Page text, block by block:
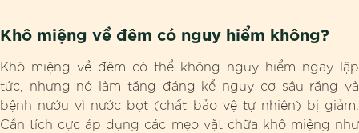
Khô miệng về đêm có nguy hiểm không?
Khô miệng về đêm có thể không nguy hiểm ngay lập
tức, nhưng nó làm tăng đáng kể nguy cơ sâu răng và
bệnh nướu vì nước bọt (chất bảo vệ tự nhiên) bị giảm.
Cần tích cực áp dụng các mẹo vặt chữa khô miệng như